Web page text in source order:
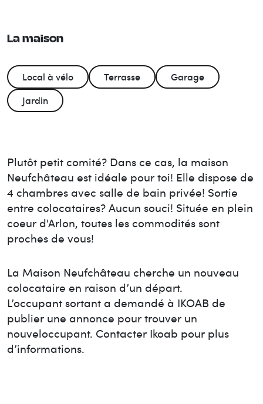
La maison
Local à vélo Terrasse
Garage
Jardin
Plutôt petit comité? Dans ce cas, la maison
Neufchâteau est idéale pour toi! Elle dispose de
4 chambres avec salle de bain privée! Sortie
entre colocataires? Aucun souci! Située en plein
coeur d'Arlon, toutes les commodités sont
proches de vous!
La Maison Neufchâteau cherche un nouveau
colocataire en raison d’un départ.
L’occupant sortant a demandé à IKOAB de
publier une annonce pour trouver un
nouveloccupant. Contacter Ikoab pour plus
d’informations.